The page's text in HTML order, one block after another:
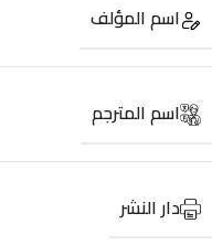
اسم المؤلف
اسم المترجم
دار النشر